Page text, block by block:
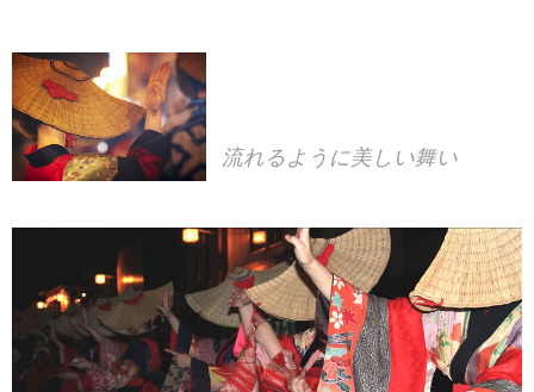
流れるように美しい舞い